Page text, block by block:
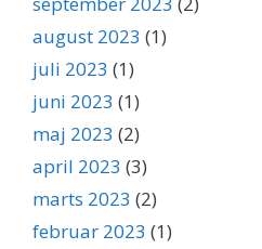
august 2023 (1)
juli 2023 (1)
juni 2023 (1)
maj 2023 (2)
april 2023 (3)
marts 2023 (2)
februar 2023 (1)